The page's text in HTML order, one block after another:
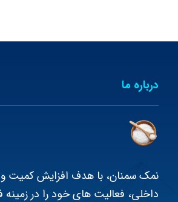
درباره ما
نمک سمنان، با هدف افزایش کمیت
داخلی، فعالیت های خود را در